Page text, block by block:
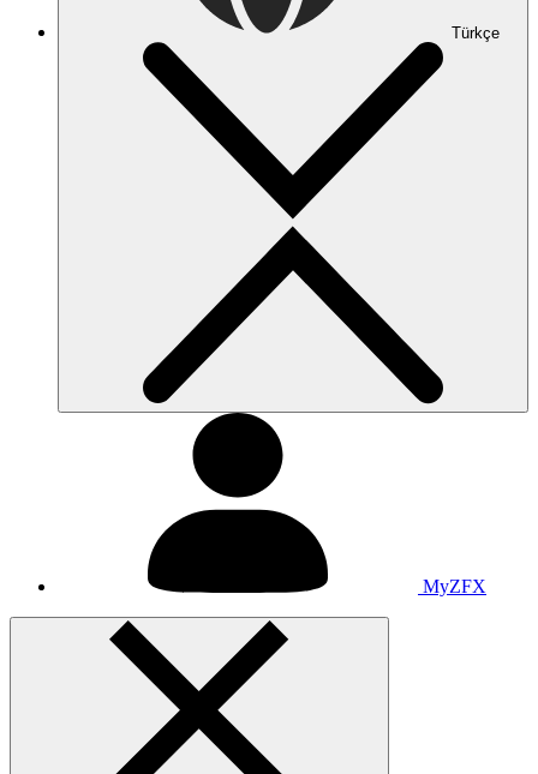
Türkçe
MyZFX